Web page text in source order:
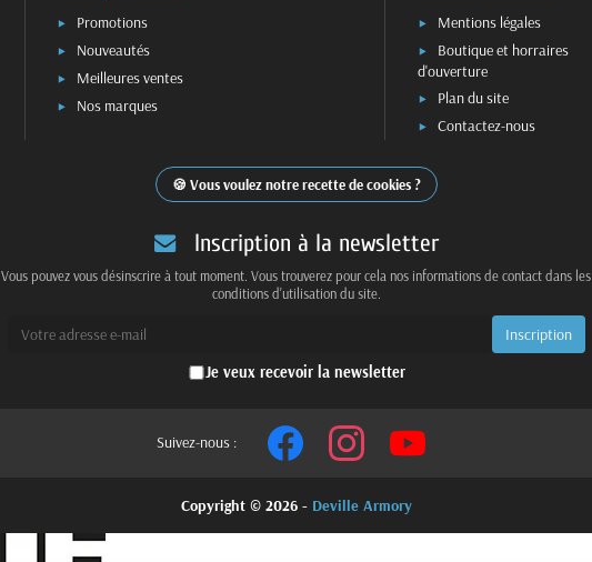
Promotions
Nouveautés
Meilleures ventes
Nos marques
Mentions légales
Boutique et horraires
d'ouverture
Plan du site
Contactez-nous
Vous voulez notre recette de cookies ?
Inscription à la newsletter
Vous pouvez vous désinscrire à tout moment. Vous trouverez pour cela nos informations de contact dans les
conditions d'utilisation du site.
Je veux recevoir la newsletter
Suivez-nous :
Copyright © 2026 - Deville Armory